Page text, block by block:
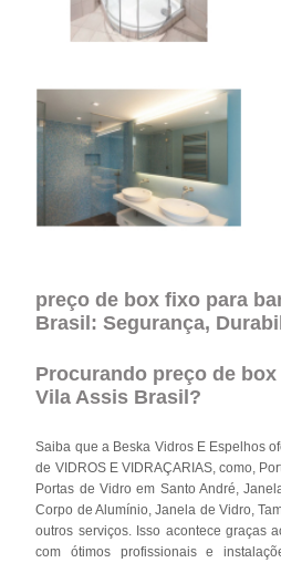
preço de box fixo para
Brasil: Segurança,
Procurando preço de
Vila Assis Brasil?
Saiba que a Beska Vidros E Espelhos
de VIDROS E VIDRAÇARIAS, como,
Portas de Vidro em Santo André,
Corpo de Alumínio, Janela de Vidro,
outros serviços. Isso acontece graças
com ótimos profissionais e